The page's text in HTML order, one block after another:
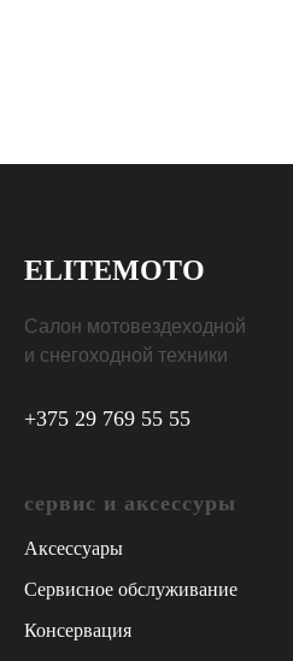
ELITEMOTO
Салон мотовездеходной
и снегоходной техники
+375 29 769 55 55
сервис и аксессуры
Аксессуары
Сервисное обслуживание
Консервация